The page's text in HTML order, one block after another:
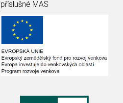
příslušné MAS